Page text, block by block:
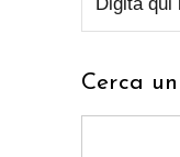
Cerca